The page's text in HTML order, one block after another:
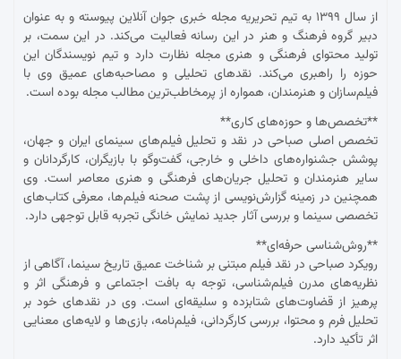
از سال ۱۳۹۹ به تیم تحریریه مجله خبری جوان آنلاین پیوسته و به عنوان
دبیر گروه فرهنگ و هنر در این رسانه فعالیت می‌کند. در این سمت، بر
تولید محتوای فرهنگی و هنری مجله نظارت دارد و تیم نویسندگان این
حوزه را راهبری می‌کند. نقدهای تحلیلی و مصاحبه‌های عمیق وی با
فیلم‌سازان و هنرمندان، همواره از پرمخاطب‌ترین مطالب مجله بوده است.
**تخصص‌ها و حوزه‌های کاری**
تخصص اصلی صباحی در نقد و تحلیل فیلم‌های سینمای ایران و جهان،
پوشش جشنواره‌های داخلی و خارجی، گفت‌وگو با بازیگران، کارگردانان و
سایر هنرمندان و تحلیل جریان‌های فرهنگی و هنری معاصر است. وی
همچنین در زمینه گزارش‌نویسی از پشت صحنه فیلم‌ها، معرفی کتاب‌های
تخصصی سینما و بررسی آثار جدید نمایش خانگی تجربه قابل توجهی دارد.
**روش‌شناسی حرفه‌ای**
رویکرد صباحی در نقد فیلم مبتنی بر شناخت عمیق تاریخ سینما، آگاهی از
نظریه‌های مدرن فیلم‌شناسی، توجه به بافت اجتماعی و فرهنگی اثر و
پرهیز از قضاوت‌های شتابزده و سلیقه‌ای است. وی در نقدهای خود بر
تحلیل فرم و محتوا، بررسی کارگردانی، فیلم‌نامه، بازی‌ها و لایه‌های معنایی
اثر تأکید دارد.